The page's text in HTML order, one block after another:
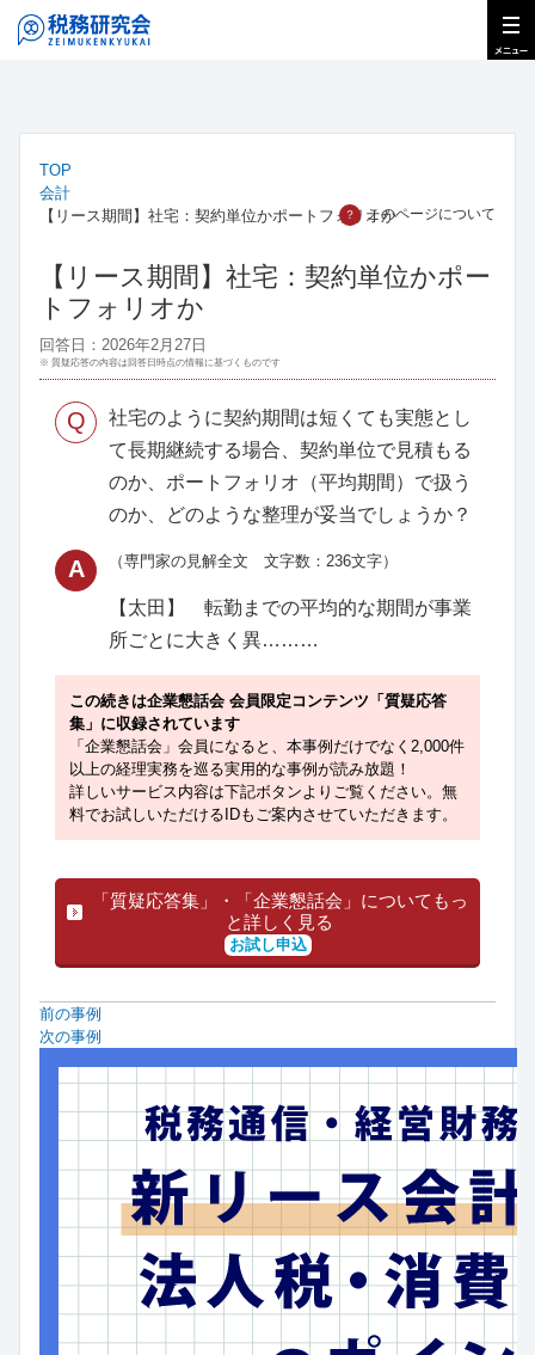
TOP
会計
【リース期間】社宅：契約単位かポートフォリオか
？ このページについて
【リース期間】社宅：契約単位かポー
トフォリオか
回答日：2026年2月27日
※ 質疑応答の内容は回答日時点の情報に基づくものです
Q
社宅のように契約期間は短くても実態とし
て長期継続する場合、契約単位で見積もる
のか、ポートフォリオ（平均期間）で扱う
のか、どのような整理が妥当でしょうか？
A （専門家の見解全文 文字数：236文字）
【太田】 転勤までの平均的な期間が事業
所ごとに大きく異………
この続きは企業懇話会 会員限定コンテンツ「質疑応答
集」に収録されています
「企業懇話会」会員になると、本事例だけでなく2,000件
以上の経理実務を巡る実用的な事例が読み放題！
詳しいサービス内容は下記ボタンよりご覧ください。無
料でお試しいただけるIDもご案内させていただきます。
「質疑応答集」・「企業懇話会」についてもっ
と詳しく見る
お試し申込
前の事例
次の事例